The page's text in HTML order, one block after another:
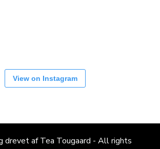
View on Instagram
drevet af Tea Tougaard - All rights